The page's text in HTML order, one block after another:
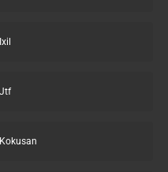
Ixil
Jtf
Kokusan